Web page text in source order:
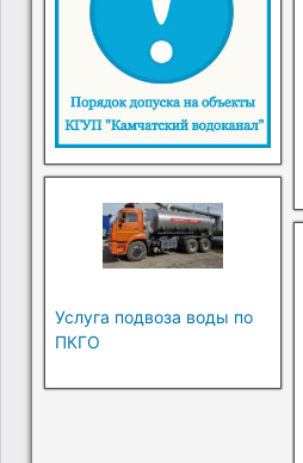
Услуга подвоза воды по
ПКГО